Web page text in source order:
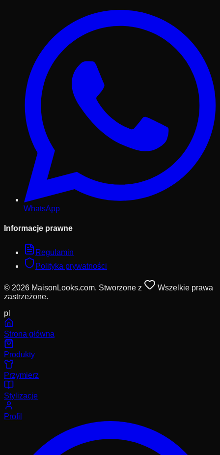
WhatsApp
Informacje prawne
Regulamin
Polityka prywatności
© 2026 MaisonLooks.com. Stworzone z
Wszelkie prawa
zastrzeżone.
pl
Strona główna
Produkty
Przymierz
Stylizacje
Profil